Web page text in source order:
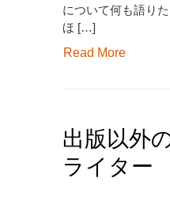
について何も語り
ほ […]
Read More
出版以外
ライター